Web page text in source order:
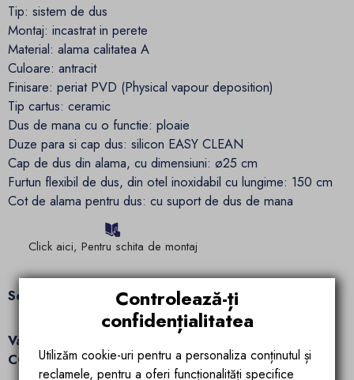
Tip: sistem de dus
Montaj: incastrat in perete
Material: alama calitatea A
Culoare: antracit
Finisare: periat PVD (Physical vapour deposition)
Tip cartus: ceramic
Dus de mana cu o functie: ploaie
Duze para si cap dus: silicon EASY CLEAN
Cap de dus din alama, cu dimensiuni: ø25 cm
Furtun flexibil de dus, din otel inoxidabil cu lungime: 150 cm
Cot de alama pentru dus: cu suport de dus de mana
Click aici, Pentru schita de montaj
Se livreaza complet, impreuna cu setul de montaj.
Va recomandam sa descoperiti intreaga colectie
CONTOUR, cuprinsa din baterii si sisteme de dus!
Controlează-ți
confidențialitatea
Utilizăm cookie-uri pentru a personaliza conținutul și
reclamele, pentru a oferi funcționalități specifice